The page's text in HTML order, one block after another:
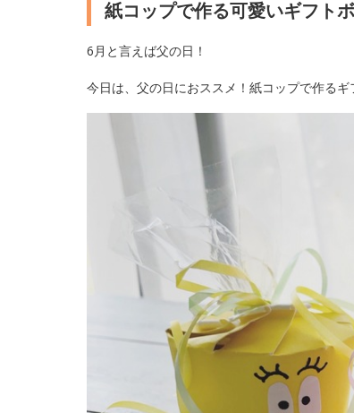
紙コップで作る可愛いギフト
6月と言えば父の日！
今日は、父の日におススメ！紙コップで作るギ